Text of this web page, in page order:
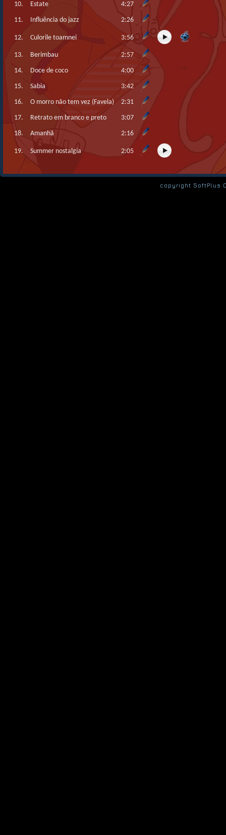
10. Estate 4:27
11. Influência do jazz 2:26
12. Culorile toamnei 3:56
13. Berimbau 2:57
14. Doce de coco 4:00
15. Sabia 3:42
16. O morro não tem vez (Favela) 2:31
17. Retrato em branco e preto 3:07
18. Amanhã 2:16
19. Summer nostalgia 2:05
copyright SoftPlus